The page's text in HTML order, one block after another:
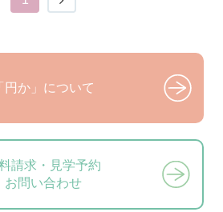
円か」について
請求・見学予約
お問い合わせ